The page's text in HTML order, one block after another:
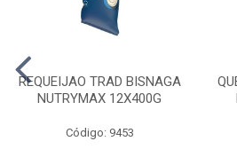
REQUEIJAO TRAD BISNAGA
NUTRYMAX 12X400G
Código: 9453